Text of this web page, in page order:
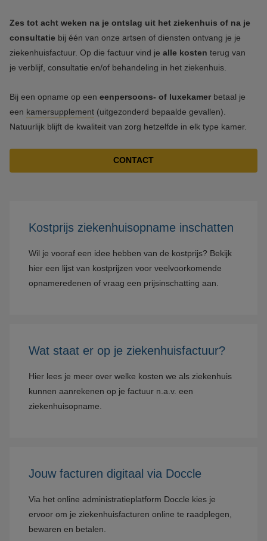
Zes tot acht weken na je ontslag uit het ziekenhuis of na je
consultatie bij één van onze artsen of diensten ontvang je je
ziekenhuisfactuur. Op die factuur vind je alle kosten terug van
je verblijf, consultatie en/of behandeling in het ziekenhuis.
Bij een opname op een eenpersoons- of luxekamer betaal je
een kamersupplement (uitgezonderd bepaalde gevallen).
Natuurlijk blijft de kwaliteit van zorg hetzelfde in elk type kamer.
CONTACT
Kostprijs ziekenhuisopname inschatten
Wil je vooraf een idee hebben van de kostprijs? Bekijk
hier een lijst van kostprijzen voor veelvoorkomende
opnameredenen of vraag een prijsinschatting aan.
Wat staat er op je ziekenhuisfactuur?
Hier lees je meer over welke kosten we als ziekenhuis
kunnen aanrekenen op je factuur n.a.v. een
ziekenhuisopname.
Jouw facturen digitaal via Doccle
Via het online administratieplatform Doccle kies je
ervoor om je ziekenhuisfacturen online te raadplegen,
bewaren en betalen.